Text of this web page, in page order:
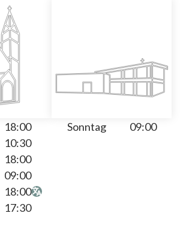
18:00
10:30
18:00
09:00
18:00
17:30
Sonntag 09:00